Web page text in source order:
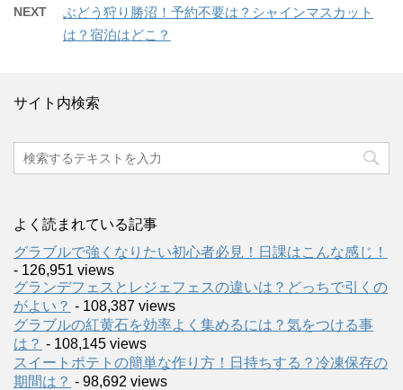
NEXT
ぶどう狩り勝沼！予約不要は？シャインマスカット
は？宿泊はどこ？
サイト内検索
よく読まれている記事
グラブルで強くなりたい初心者必見！日課はこんな感じ！
- 126,951 views
グランデフェスとレジェフェスの違いは？どっちで引くの
がよい？ - 108,387 views
グラブルの紅黄石を効率よく集めるには？気をつける事
は？ - 108,145 views
スイートポテトの簡単な作り方！日持ちする？冷凍保存の
期間は？ - 98,692 views